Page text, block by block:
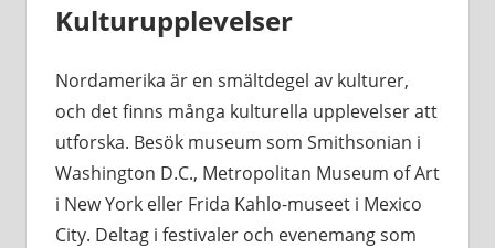
Kulturupplevelser
Nordamerika är en smältdegel av kulturer,
och det finns många kulturella upplevelser att
utforska. Besök museum som Smithsonian i
Washington D.C., Metropolitan Museum of Art
i New York eller Frida Kahlo-museet i Mexico
City. Deltag i festivaler och evenemang som